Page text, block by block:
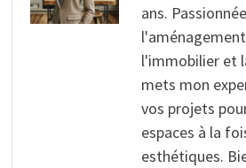
ans.
l'immobilier et
mets mon
vos projets
espaces à la
esthétiques.